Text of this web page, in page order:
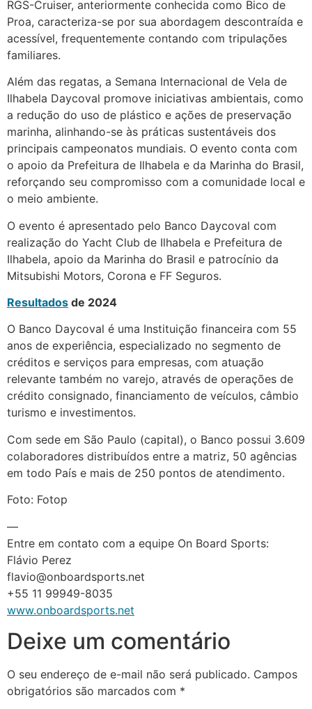
RGS-Cruiser, anteriormente conhecida como Bico de
Proa, caracteriza-se por sua abordagem descontraída e
acessível, frequentemente contando com tripulações
familiares.
Além das regatas, a Semana Internacional de Vela de
Ilhabela Daycoval promove iniciativas ambientais, como
a redução do uso de plástico e ações de preservação
marinha, alinhando-se às práticas sustentáveis dos
principais campeonatos mundiais. O evento conta com
o apoio da Prefeitura de Ilhabela e da Marinha do Brasil,
reforçando seu compromisso com a comunidade local e
o meio ambiente.
O evento é apresentado pelo Banco Daycoval com
realização do Yacht Club de Ilhabela e Prefeitura de
Ilhabela, apoio da Marinha do Brasil e patrocínio da
Mitsubishi Motors, Corona e FF Seguros.
Resultados de 2024
O Banco Daycoval é uma Instituição financeira com 55
anos de experiência, especializado no segmento de
créditos e serviços para empresas, com atuação
relevante também no varejo, através de operações de
crédito consignado, financiamento de veículos, câmbio
turismo e investimentos.
Com sede em São Paulo (capital), o Banco possui 3.609
colaboradores distribuídos entre a matriz, 50 agências
em todo País e mais de 250 pontos de atendimento.
Foto: Fotop
—
Entre em contato com a equipe On Board Sports:
Flávio Perez
flavio@onboardsports.net
+55 11 99949-8035
www.onboardsports.net
Deixe um comentário
O seu endereço de e-mail não será publicado. Campos
obrigatórios são marcados com *